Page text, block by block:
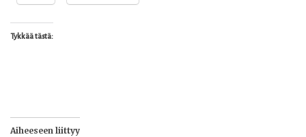
Tykkää tästä:
Aiheeseen liittyy